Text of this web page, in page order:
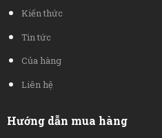
Kiến thức
Tin tức
Của hàng
Liên hệ
Hướng dẫn mua hàng